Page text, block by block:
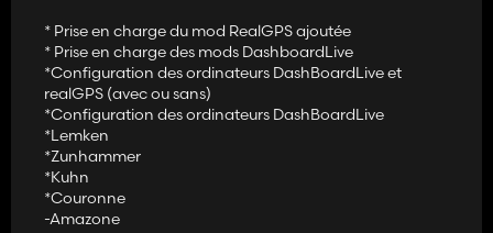
* Prise en charge du mod RealGPS ajoutée
* Prise en charge des mods DashboardLive
*Configuration des ordinateurs DashBoardLive et
realGPS (avec ou sans)
*Configuration des ordinateurs DashBoardLive
*Lemken
*Zunhammer
*Kuhn
*Couronne
-Amazone